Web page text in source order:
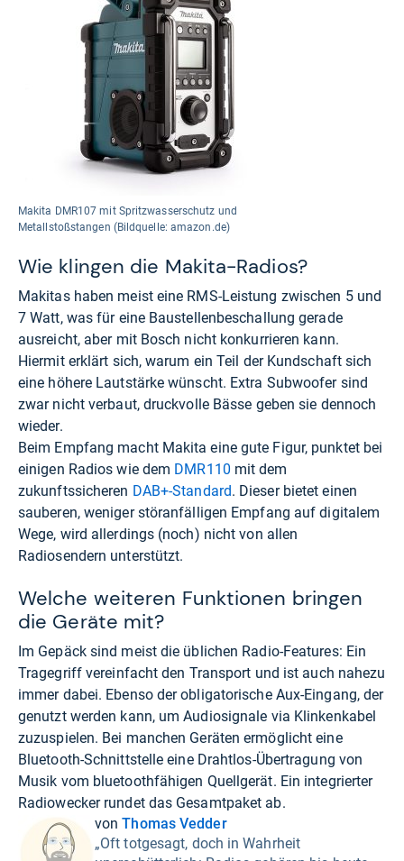
Makita DMR107 mit Spritzwasserschutz und
Metallstoßstangen (Bildquelle: amazon.de)
Wie klingen die Makita-Radios?
Makitas haben meist eine RMS-Leistung zwischen 5 und
7 Watt, was für eine Baustellenbeschallung gerade
ausreicht, aber mit Bosch nicht konkurrieren kann.
Hiermit erklärt sich, warum ein Teil der Kundschaft sich
eine höhere Lautstärke wünscht. Extra Subwoofer sind
zwar nicht verbaut, druckvolle Bässe geben sie dennoch
wieder.
Beim Empfang macht Makita eine gute Figur, punktet bei
einigen Radios wie dem DMR110 mit dem
zukunftssicheren DAB+-Standard. Dieser bietet einen
sauberen, weniger störanfälligen Empfang auf digitalem
Wege, wird allerdings (noch) nicht von allen
Radiosendern unterstützt.
Welche weiteren Funktionen bringen
die Geräte mit?
Im Gepäck sind meist die üblichen Radio-Features: Ein
Tragegriff vereinfacht den Transport und ist auch nahezu
immer dabei. Ebenso der obligatorische Aux-Eingang, der
genutzt werden kann, um Audiosignale via Klinkenkabel
zuzuspielen. Bei manchen Geräten ermöglicht eine
Bluetooth-Schnittstelle eine Drahtlos-Übertragung von
Musik vom bluetoothfähigen Quellgerät. Ein integrierter
Radiowecker rundet das Gesamtpaket ab.
vonThomas Vedder
„Oft totgesagt, doch in Wahrheit